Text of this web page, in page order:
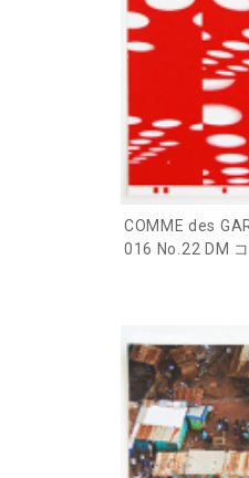
COMME des
016 No.22 DM